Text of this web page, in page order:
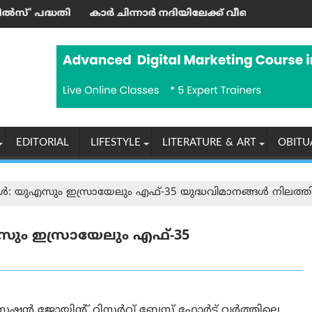
ഉദ്ഘാടനം ചെയ്തു
ചിന്നാര്‍ നദിയിലേക്ക് വീണ് ഒരാള്‍ മരിച്ചു; മൂന്നു
EDITORIAL LIFESTYLE LITERATURE & ART
യുഎസും ഇസ്രായേലും എഫ്-35 യുദ്ധവിമാനങ്ങൾ
ഇസ്രായേലും എഫ്-35